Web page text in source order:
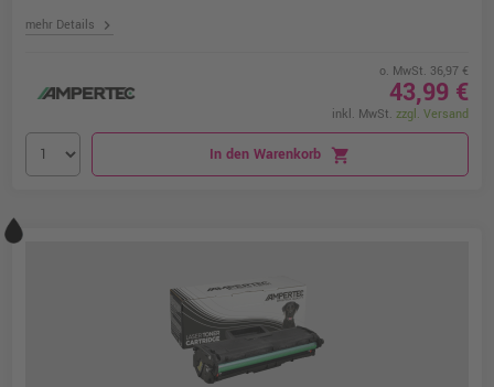
mehr Details chevron_right
o. MwSt. 36,97 €
43,99 €
inkl. MwSt. zzgl. Versand
In den Warenkorb shopping_cart